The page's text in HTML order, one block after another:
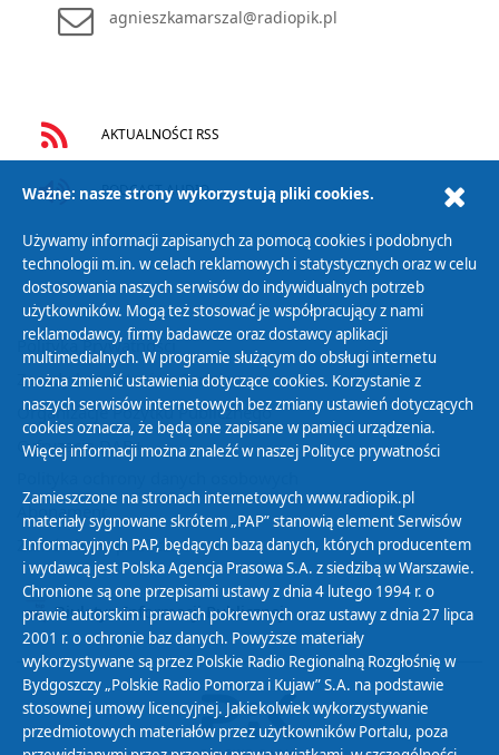
agnieszkamarszal@radiopik.pl
AKTUALNOŚCI RSS
PODCAST AUDIO
Polityka Prywatności
Zasady korzystania z Serwisu
Organizacje Pożytku Publicznego
Cyfryzacja DAB+
Abonament
Zamówienia publiczne
Biuletyn Informacji Publicznej
Ważne: nasze strony wykorzystują pliki cookies.
Używamy informacji zapisanych za pomocą cookies i podobnych
technologii m.in. w celach reklamowych i statystycznych oraz w celu
dostosowania naszych serwisów do indywidualnych potrzeb
użytkowników. Mogą też stosować je współpracujący z nami
reklamodawcy, firmy badawcze oraz dostawcy aplikacji
multimedialnych. W programie służącym do obsługi internetu
można zmienić ustawienia dotyczące cookies. Korzystanie z
naszych serwisów internetowych bez zmiany ustawień dotyczących
cookies oznacza, że będą one zapisane w pamięci urządzenia.
Więcej informacji można znaleźć w naszej Polityce prywatności
Zamieszczone na stronach internetowych www.radiopik.pl
materiały sygnowane skrótem „PAP” stanowią element Serwisów
Informacyjnych PAP, będących bazą danych, których producentem
i wydawcą jest Polska Agencja Prasowa S.A. z siedzibą w Warszawie.
Chronione są one przepisami ustawy z dnia 4 lutego 1994 r. o
prawie autorskim i prawach pokrewnych oraz ustawy z dnia 27 lipca
2001 r. o ochronie baz danych. Powyższe materiały
wykorzystywane są przez Polskie Radio Regionalną Rozgłośnię w
Bydgoszczy „Polskie Radio Pomorza i Kujaw” S.A. na podstawie
stosownej umowy licencyjnej. Jakiekolwiek wykorzystywanie
przedmiotowych materiałów przez użytkowników Portalu, poza